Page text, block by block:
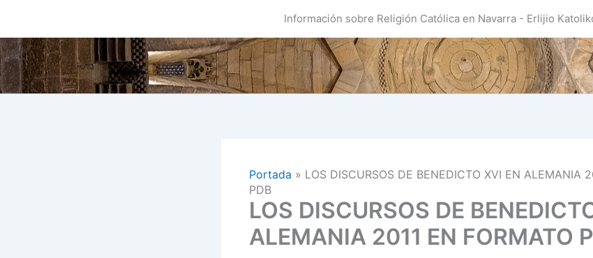
contenido
Información sobre Religión Católica en Navarra - Erlijio
Portada » LOS DISCURSOS DE BENEDICTO XVI EN ALEMANIA
PDB
LOS DISCURSOS DE
ALEMANIA 2011 EN FORMATO